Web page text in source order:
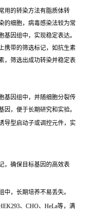
用的转染方法有脂质体转
的细胞，病毒感染法较为常
因组中，实现稳定表达。
携带的筛选标记，如抗生素
，筛选出成功转染并稳定表
基因组中，并随细胞分裂传
，便于长期研究和实验。
导型启动子或调控元件，实
，确保目标基因的高效表
，长期培养不易丢失。
、CHO、HeLa等，满